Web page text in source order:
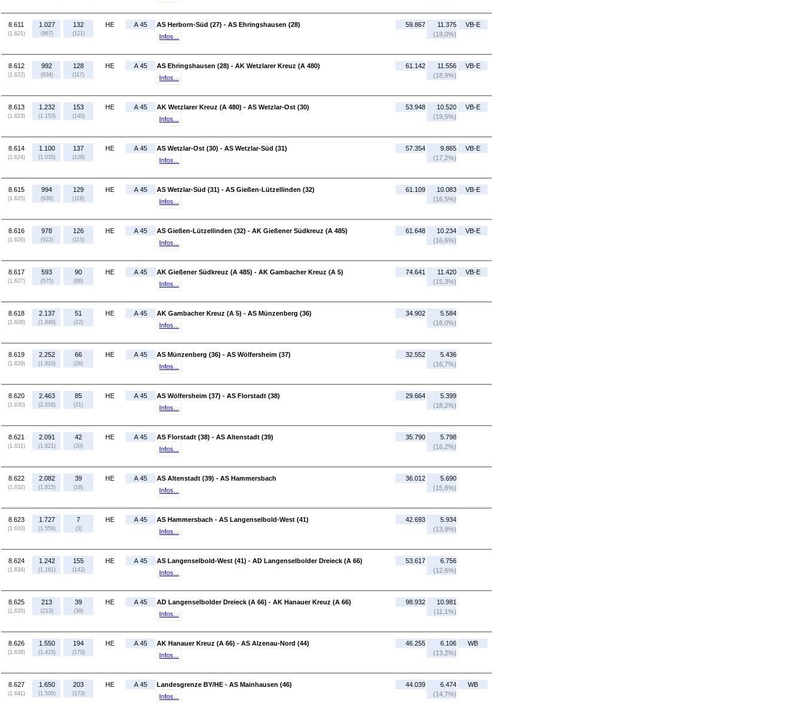
8.611
(1.621)
1.027
(967)
132
(121)
HE A 45
AS Herborn-Süd (27) - AS Ehringshausen (28)
Infos...
59.867
11.375
(19,0%)
VB-E
8.612
(1.622)
992
(934)
128
(117)
HE A 45
AS Ehringshausen (28) - AK Wetzlarer Kreuz (A 480)
Infos...
61.142
11.556
(18,9%)
VB-E
8.613
(1.623)
1.232
(1.153)
153
(140)
HE A 45
AK Wetzlarer Kreuz (A 480) - AS Wetzlar-Ost (30)
Infos...
53.948
10.520
(19,5%)
VB-E
8.614
(1.624)
1.100
(1.035)
137
(126)
HE A 45
AS Wetzlar-Ost (30) - AS Wetzlar-Süd (31)
Infos...
57.354
9.865
(17,2%)
VB-E
8.615
(1.625)
994
(936)
129
(118)
HE A 45
AS Wetzlar-Süd (31) - AS Gießen-Lützellinden (32)
Infos...
61.109
10.083
(16,5%)
VB-E
8.616
(1.626)
978
(922)
126
(115)
HE A 45
AS Gießen-Lützellinden (32) - AK Gießener Südkreuz (A 485)
Infos...
61.648
10.234
(16,6%)
VB-E
8.617
(1.627)
593
(575)
90
(86)
HE A 45
AK Gießener Südkreuz (A 485) - AK Gambacher Kreuz (A 5)
Infos...
74.641
11.420
(15,3%)
VB-E
8.618
(1.628)
2.137
(1.849)
51
(22)
HE A 45
AK Gambacher Kreuz (A 5) - AS Münzenberg (36)
Infos...
34.902
5.584
(16,0%)
8.619
(1.629)
2.252
(1.910)
66
(26)
HE A 45
AS Münzenberg (36) - AS Wölfersheim (37)
Infos...
32.552
5.436
(16,7%)
8.620
(1.630)
2.463
(2.016)
85
(31)
HE A 45
AS Wölfersheim (37) - AS Florstadt (38)
Infos...
29.664
5.399
(18,2%)
8.621
(1.631)
2.091
(1.821)
42
(20)
HE A 45
AS Florstadt (38) - AS Altenstadt (39)
Infos...
35.790
5.798
(16,2%)
8.622
(1.632)
2.082
(1.815)
39
(18)
HE A 45
AS Altenstadt (39) - AS Hammersbach
Infos...
36.012
5.690
(15,8%)
8.623
(1.633)
1.727
(1.559)
7
(3)
HE A 45
AS Hammersbach - AS Langenselbold-West (41)
Infos...
42.693
5.934
(13,9%)
8.624
(1.634)
1.242
(1.161)
155
(142)
HE A 45
AS Langenselbold-West (41) - AD Langenselbolder Dreieck (A 66)
Infos...
53.617
6.756
(12,6%)
8.625
(1.635)
213
(213)
39
(39)
HE A 45
AD Langenselbolder Dreieck (A 66) - AK Hanauer Kreuz (A 66)
Infos...
98.932
10.981
(11,1%)
8.626
(1.636)
1.550
(1.423)
194
(170)
HE A 45
AK Hanauer Kreuz (A 66) - AS Alzenau-Nord (44)
Infos...
46.255
6.106
(13,2%)
WB
8.627
(1.641)
1.650
(1.500)
203
(173)
HE A 45
Landesgrenze BY/HE - AS Mainhausen (46)
Infos...
44.039
6.474
(14,7%)
WB